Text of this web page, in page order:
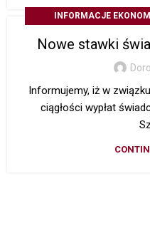
INFORMACJE
Nowe stawki
Informujemy, iż w
ciągłości wypłat